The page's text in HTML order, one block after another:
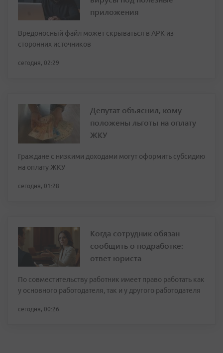
приложения
Вредоносный файл может скрываться в APK из
сторонних источников
сегодня, 02:29
Депутат объяснил, кому
положены льготы на оплату
ЖКУ
Граждане с низкими доходами могут оформить субсидию
на оплату ЖКУ
сегодня, 01:28
Когда сотрудник обязан
сообщить о подработке:
ответ юриста
По совместительству работник имеет право работать как
у основного работодателя, так и у другого работодателя
сегодня, 00:26